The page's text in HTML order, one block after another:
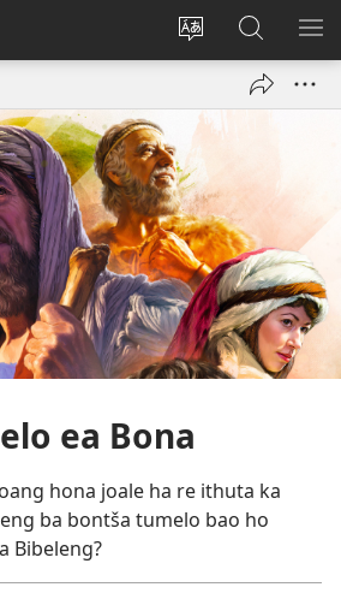
Fetola
Kena
(opens
Batla
JW.ORG/
ea Bona
hona joale ha re ithuta ka
ba bontša tumelo bao ho
Bibeleng?